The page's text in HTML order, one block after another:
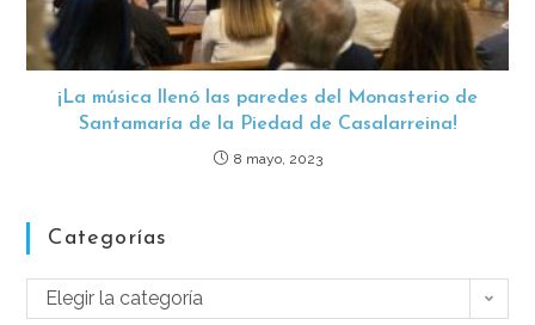
¡La música llenó las paredes del Monasterio de
Santamaría de la Piedad de Casalarreina!
8 mayo, 2023
Categorías
Elegir la categoría